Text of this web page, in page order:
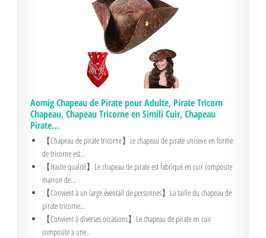
Aomig Chapeau de Pirate pour Adulte, Pirate Tricorn
Chapeau, Chapeau Tricorne en Simili Cuir, Chapeau
Pirate...
【Chapeau de pirate tricorne】ce chapeau de pirate unisexe en forme
de tricorne est...
【Haute qualité】Le chapeau de pirate est fabriqué en cuir composite
marron de...
【Convient à un large éventail de personnes】La taille du chapeau de
pirate tricorne...
【Convient à diverses occasions】Le chapeau de pirate en cuir
composite a une...